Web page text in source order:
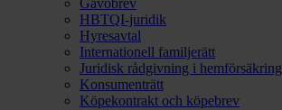
Gåvobrev
HBTQI-juridik
Hyresavtal
Internationell familjerätt
Juridisk rådgivning i hemförsäkring
Konsumenträtt
Köpekontrakt och köpebrev